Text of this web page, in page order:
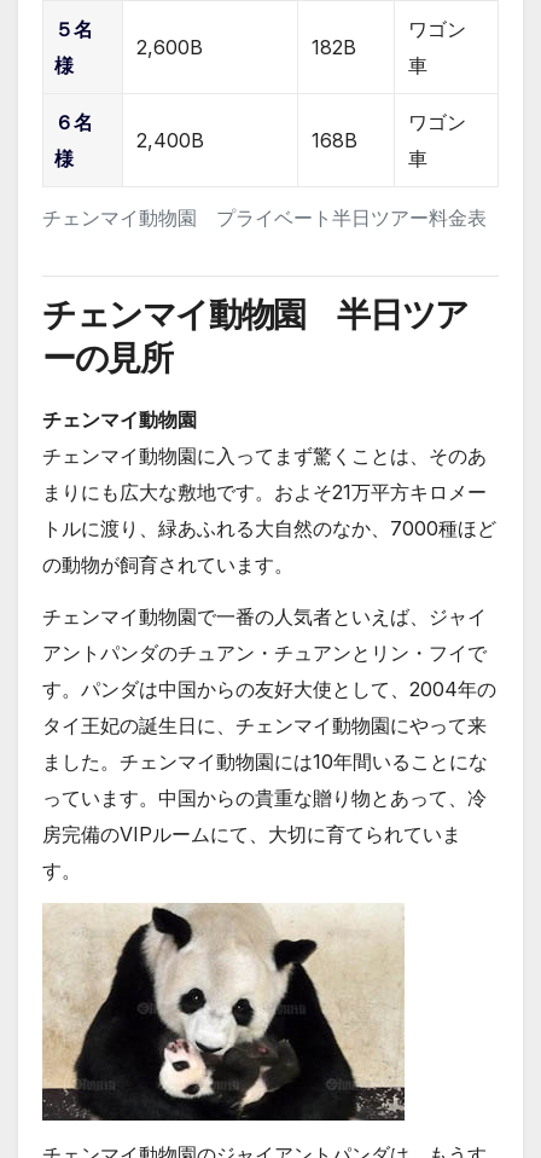
チェンマイ動物園 プライベート半日ツアー料金表
５名
様
2,600B 182B
ワゴン
車
６名
様
2,400B 168B
ワゴン
車
チェンマイ動物園 半日ツア
ーの見所
チェンマイ動物園
チェンマイ動物園に入ってまず驚くことは、そのあ
まりにも広大な敷地です。およそ21万平方キロメー
トルに渡り、緑あふれる大自然のなか、7000種ほど
の動物が飼育されています。
チェンマイ動物園で一番の人気者といえば、ジャイ
アントパンダのチュアン・チュアンとリン・フイで
す。パンダは中国からの友好大使として、2004年の
タイ王妃の誕生日に、チェンマイ動物園にやって来
ました。チェンマイ動物園には10年間いることにな
っています。中国からの貴重な贈り物とあって、冷
房完備のVIPルームにて、大切に育てられていま
す。